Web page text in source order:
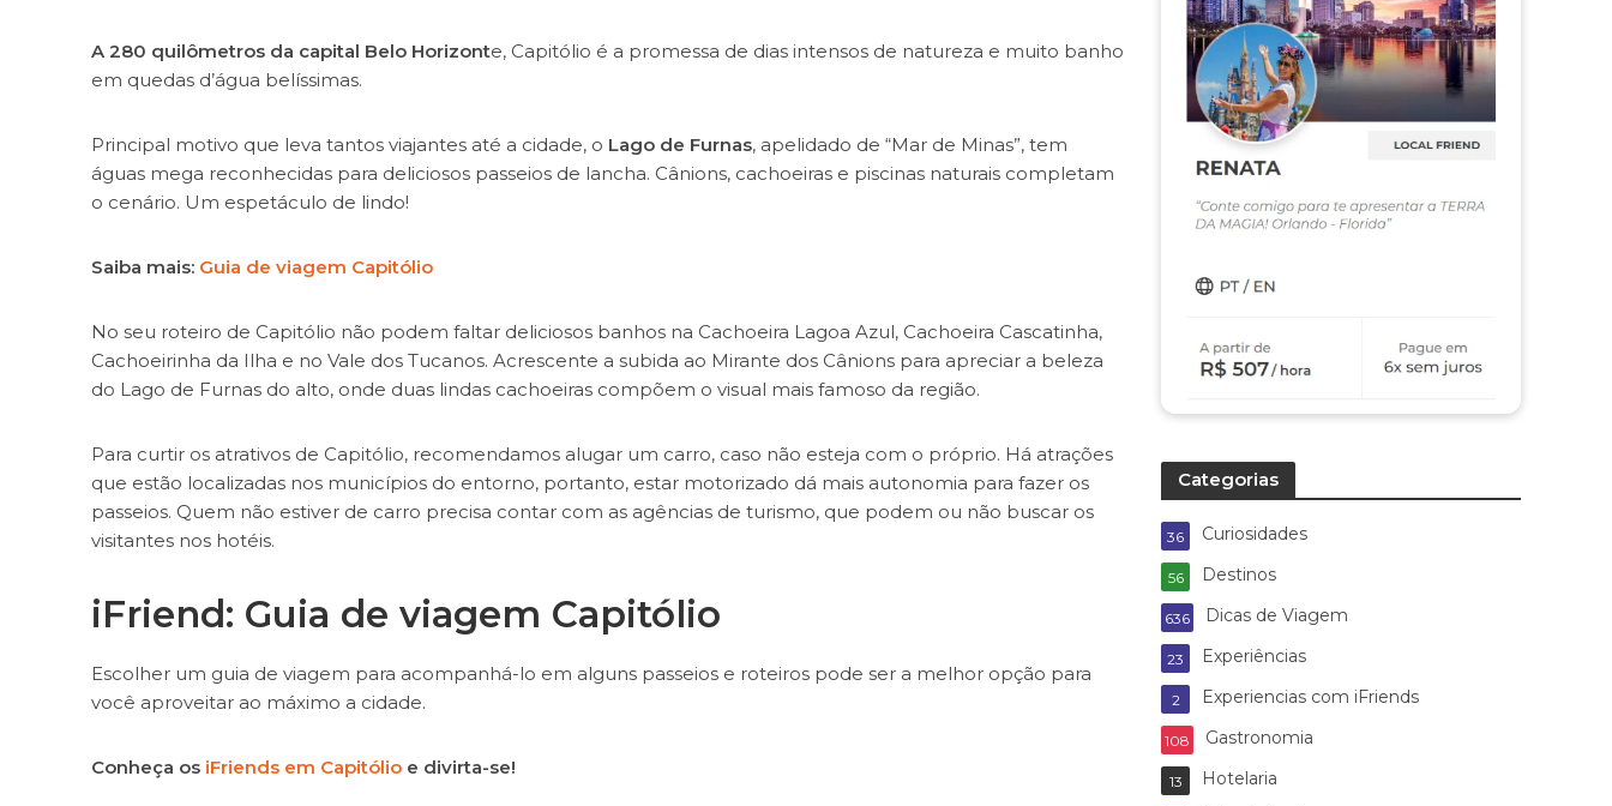
A 280 quilômetros da capital Belo Horizonte, Capitólio é a promessa de dias intensos de natureza e muito banho
em quedas d’água belíssimas.
Principal motivo que leva tantos viajantes até a cidade, o Lago de Furnas, apelidado de “Mar de Minas”, tem
águas mega reconhecidas para deliciosos passeios de lancha. Cânions, cachoeiras e piscinas naturais completam
o cenário. Um espetáculo de lindo!
Saiba mais: Guia de viagem Capitólio
No seu roteiro de Capitólio não podem faltar deliciosos banhos na Cachoeira Lagoa Azul, Cachoeira Cascatinha,
Cachoeirinha da Ilha e no Vale dos Tucanos. Acrescente a subida ao Mirante dos Cânions para apreciar a beleza
do Lago de Furnas do alto, onde duas lindas cachoeiras compõem o visual mais famoso da região.
Para curtir os atrativos de Capitólio, recomendamos alugar um carro, caso não esteja com o próprio. Há atrações
que estão localizadas nos municípios do entorno, portanto, estar motorizado dá mais autonomia para fazer os
passeios. Quem não estiver de carro precisa contar com as agências de turismo, que podem ou não buscar os
visitantes nos hotéis.
iFriend: Guia de viagem Capitólio
Escolher um guia de viagem para acompanhá-lo em alguns passeios e roteiros pode ser a melhor opção para
você aproveitar ao máximo a cidade.
Conheça os iFriends em Capitólioe divirta-se!
Categorias
Curiosidades
36
Destinos
56
Dicas de Viagem
636
Experiências
23
Experiencias com iFriends
2
Gastronomia
108
Hotelaria
13